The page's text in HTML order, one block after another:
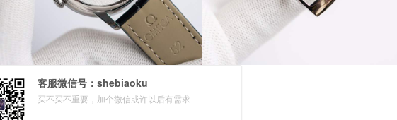
客服微信号：shebiaoku
买不买不重要，加个微信或许以后有需求